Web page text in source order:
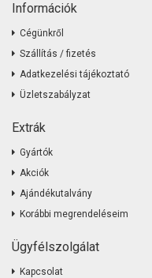
Információk
Cégünkről
Szállítás / fizetés
Adatkezelési tájékoztató
Üzletszabályzat
Extrák
Gyártók
Akciók
Ajándékutalvány
Korábbi megrendeléseim
Ügyfélszolgálat
Kapcsolat